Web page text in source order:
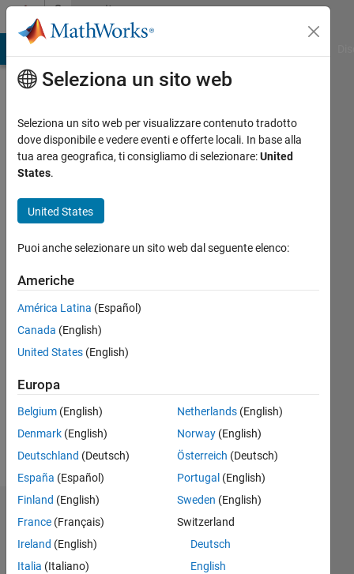
Vai al contenutoCommunity
Profile
Voss
seen:
30
fa
dal 2013
10
Following:
Follow
Voss's
Badge
Seleziona un sito web
Seleziona un sito web per visualizzare contenuto tradotto
dove disponibile e vedere eventi e offerte locali. In base alla
tua area geografica, ti consigliamo di selezionare:United
States.
United States
Puoi anche selezionare un sito web dal seguente elenco:
Americhe
América Latina (Español)
Canada (English)
United States (English)
Europa
Belgium (English)
Denmark (English)
Deutschland (Deutsch)
España (Español)
Finland (English)
France (Français)
Ireland (English)
Italia (Italiano)
Netherlands(English)
Norway(English)
Österreich (Deutsch)
Portugal (English)
Sweden (English)
Switzerland
Deutsch
English